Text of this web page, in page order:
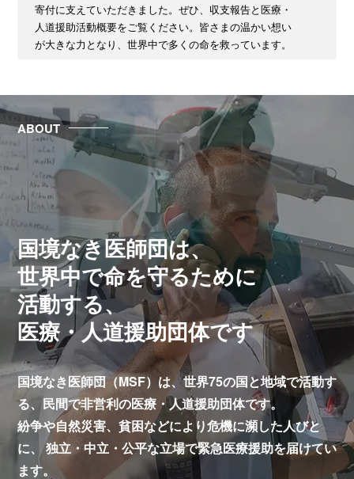
寄付に支えていただきました。ぜひ、収支報告と医療・
人道援助活動概要をご覧ください。皆さまの温かい想い
が大きな力となり、世界中で多くの命を救っています。
ABOUT
国境なき医師団は、
世界中で命を守るために
活動する、
医療・人道援助団体です
国境なき医師団（MSF）は、世界75の国と地域で活動す
る、民間で非営利の医療・人道援助団体です。
紛争や自然災害、貧困などにより危機に瀕した人びと
に、 独立・中立・公平な立場で緊急医療援助を届けてい
ます。